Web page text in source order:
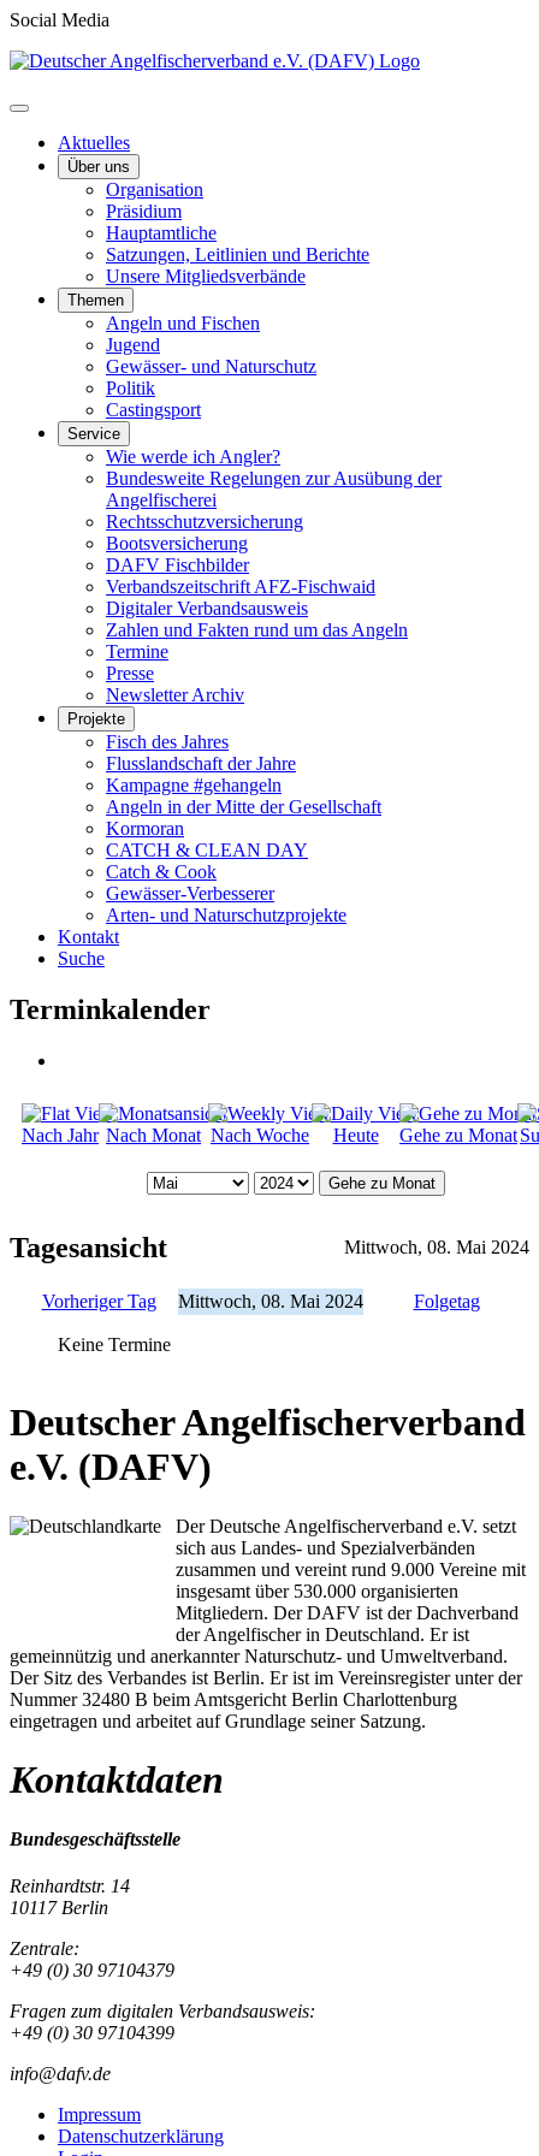
Social Media
Aktuelles
Über uns
Organisation
Präsidium
Hauptamtliche
Satzungen, Leitlinien und Berichte
Unsere Mitgliedsverbände
Themen
Angeln und Fischen
Jugend
Gewässer- und Naturschutz
Politik
Castingsport
Service
Wie werde ich Angler?
Bundesweite Regelungen zur Ausübung der
Angelfischerei
Rechtsschutzversicherung
Bootsversicherung
DAFV Fischbilder
Verbandszeitschrift AFZ-Fischwaid
Digitaler Verbandsausweis
Zahlen und Fakten rund um das Angeln
Termine
Presse
Newsletter Archiv
Projekte
Fisch des Jahres
Flusslandschaft der Jahre
Kampagne #gehangeln
Angeln in der Mitte der Gesellschaft
Kormoran
CATCH & CLEAN DAY
Catch & Cook
Gewässer-Verbesserer
Arten- und Naturschutzprojekte
Kontakt
Suche
Terminkalender
Nach Jahr Nach Monat Nach Woche Heute Gehe zu Monat
Gehe zu Monat
Tagesansicht Mittwoch, 08. Mai 2024
Vorheriger Tag Mittwoch, 08. Mai 2024 Folgetag
Keine Termine
Deutscher Angelfischerverband
e.V. (DAFV)
Der Deutsche Angelfischerverband e.V. setzt
sich aus Landes- und Spezialverbänden
zusammen und vereint rund 9.000 Vereine mit
insgesamt über 530.000 organisierten
Mitgliedern. Der DAFV ist der Dachverband
der Angelfischer in Deutschland. Er ist
gemeinnützig und anerkannter Naturschutz- und Umweltverband.
Der Sitz des Verbandes ist Berlin. Er ist im Vereinsregister unter der
Nummer 32480 B beim Amtsgericht Berlin Charlottenburg
eingetragen und arbeitet auf Grundlage seiner Satzung.
Kontaktdaten
Bundesgeschäftsstelle
Reinhardtstr. 14
10117 Berlin
Zentrale:
+49 (0) 30 97104379
Fragen zum digitalen Verbandsausweis:
+49 (0) 30 97104399
info@dafv.de
Impressum
Datenschutzerklärung